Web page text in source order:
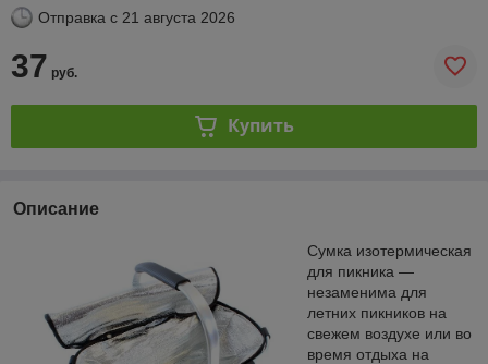
Отправка с 21 августа 2026
37 руб.
Купить
Описание
Сумка изотермическая
для пикника ―
незаменима для
летних пикников на
свежем воздухе или во
время отдыха на